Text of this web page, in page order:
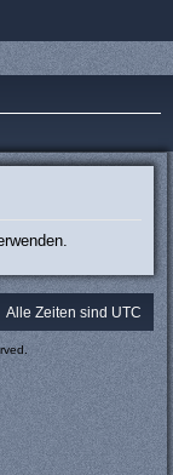
Alle Zeiten sind UTC